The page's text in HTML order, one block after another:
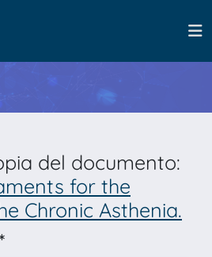
del documento:
for the
Chronic Asthenia.